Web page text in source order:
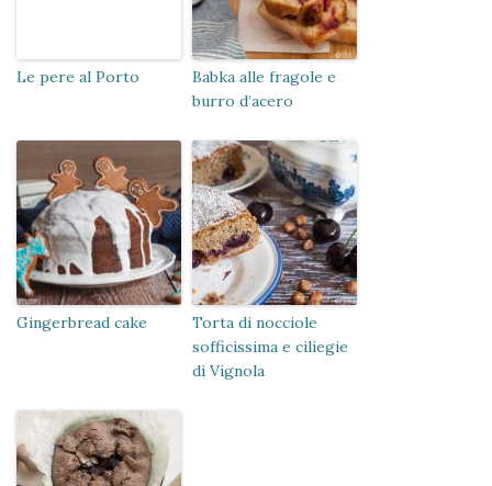
Le pere al Porto
Babka alle fragole e
burro d’acero
Gingerbread cake
Torta di nocciole
sofficissima e ciliegie
di Vignola